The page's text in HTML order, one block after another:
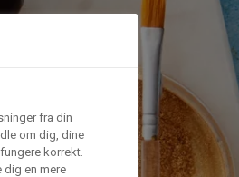
A/S
og start din
og få
som helst,
fra din
om dig, dine
korrekt.
dig en mere